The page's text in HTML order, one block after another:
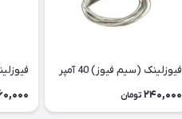
فیوزلینک (سیم فیوز) 40 آمپر
240,000 تومان